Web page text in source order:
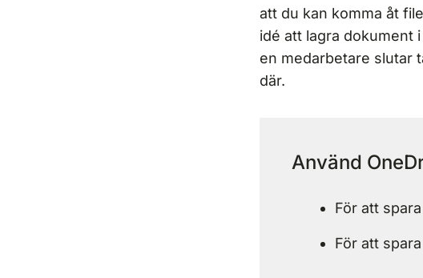
att du kan komma åt
idé att lagra dokument
en medarbetare slutar
där.
Använd
För att
För att